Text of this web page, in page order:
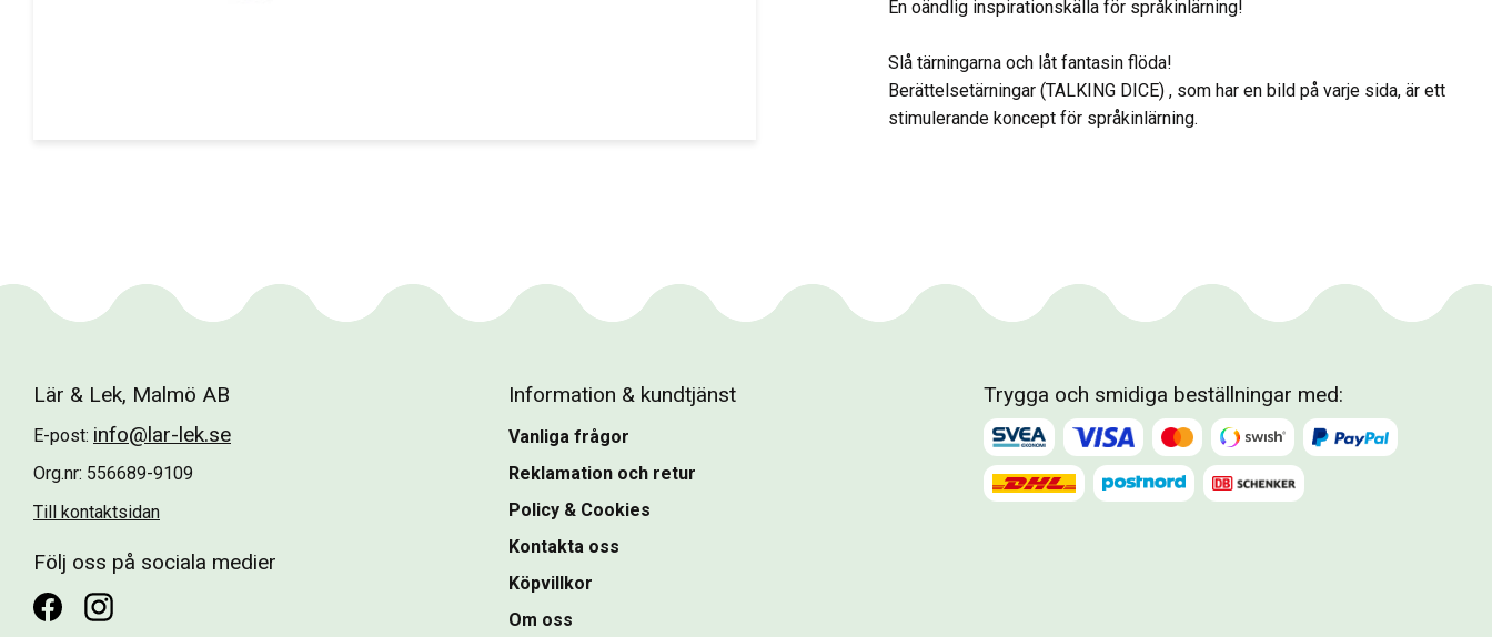
En oändlig inspirationskälla för språkinlärning!
Slå tärningarna och låt fantasin flöda!
Berättelsetärningar (TALKING DICE) , som har en bild på varje sida, är ett
stimulerande koncept för språkinlärning.
Lär & Lek, Malmö AB
E-post: info@lar-lek.se
Org.nr: 556689-9109
Till kontaktsidan
Följ oss på sociala medier
Information & kundtjänst
Vanliga frågor
Reklamation och retur
Policy & Cookies
Kontakta oss
Köpvillkor
Om oss
Trygga och smidiga beställningar med: